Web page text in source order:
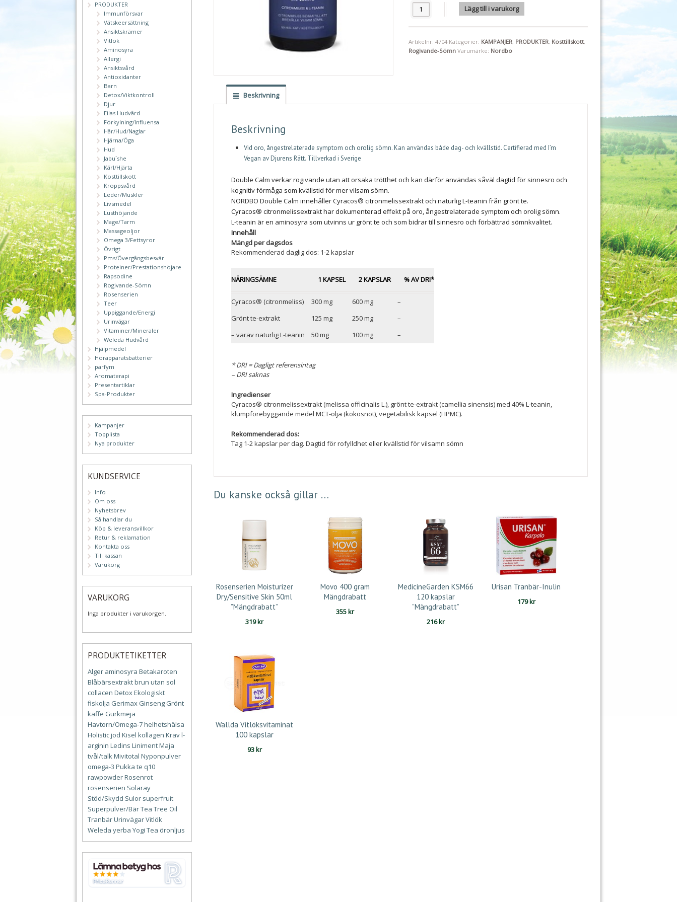
Nordbo Double Calm 50 kapslar "Mängdrabatt" mängd
Lägg till i varukorg
Artikelnr: 4704 Kategorier: KAMPANJER, PRODUKTER, Kosttillskott,
Rogivande-Sömn Varumärke: Nordbo
Beskrivning
Beskrivning
Vid oro, ångestrelaterade symptom och orolig sömn. Kan användas både dag- och kvällstid. Certifierad med I’m
Vegan av Djurens Rätt. Tillverkad i Sverige
Double Calm verkar rogivande utan att orsaka trötthet och kan därför användas såväl dagtid för sinnesro och
kognitiv förmåga som kvällstid för mer vilsam sömn.
NORDBO Double Calm innehåller Cyracos® citronmelissextrakt och naturlig L-teanin från grönt te.
Cyracos® citronmelissextrakt har dokumenterad effekt på oro, ångestrelaterade symptom och orolig sömn.
L-teanin är en aminosyra som utvinns ur grönt te och som bidrar till sinnesro och förbättrad sömnkvalitet.
Innehåll
Mängd per dagsdos
Rekommenderad daglig dos: 1-2 kapslar
NÄRINGSÄMNE 1 KAPSEL 2 KAPSLAR % AV DRI*
Cyracos® (citronmeliss) 300 mg 600 mg
–
Grönt te-extrakt
125 mg 250 mg
–
– varav naturlig L-teanin
50 mg 100 mg –
* DRI = Dagligt referensintag
– DRI saknas
Ingredienser
Cyracos® citronmelissextrakt (melissa officinalis L.), grönt te-extrakt (camellia sinensis) med 40% L-teanin,
klumpförebyggande medel MCT-olja (kokosnöt), vegetabilisk kapsel (HPMC).
Rekommenderad dos:
Tag 1-2 kapslar per dag. Dagtid för rofylldhet eller kvällstid för vilsamn sömn
Du kanske också gillar …
Rosenserien Moisturizer
Dry/Sensitive Skin 50ml
”Mängdrabatt”
319kr
Movo 400 gram
Mängdrabatt
355kr
MedicineGarden KSM66
120 kapslar
”Mängdrabatt”
216kr
Urisan Tranbär-Inulin
179kr
Wallda Vitlöksvitaminat
100 kapslar
93kr
PRODUKTER
Immunförsvar
Vätskeersättning
Ansiktskrämer
Vitlök
Aminosyra
Allergi
Ansiktsvård
Antioxidanter
Barn
Detox/Viktkontroll
Djur
Eilas Hudvård
Förkylning/Influensa
Hår/Hud/Naglar
Hjärna/Öga
Hud
Jabu´she
Kärl/Hjärta
Kosttillskott
Kroppsvård
Leder/Muskler
Livsmedel
Lusthöjande
Mage/Tarm
Massageoljor
Omega 3/Fettsyror
Övrigt
Pms/Övergångsbesvär
Proteiner/Prestationshöjare
Rapsodine
Rogivande-Sömn
Rosenserien
Teer
Uppiggande/Energi
Urinvägar
Vitaminer/Mineraler
Weleda Hudvård
Hjälpmedel
Hörapparatsbatterier
parfym
Aromaterapi
Presentartiklar
Spa-Produkter
Kampanjer
Topplista
Nya produkter
KUNDSERVICE
Info
Om oss
Nyhetsbrev
Så handlar du
Köp & leveransvillkor
Retur & reklamation
Kontakta oss
Till kassan
Varukorg
VARUKORG
Inga produkter i varukorgen.
PRODUKTETIKETTER
Alger aminosyra Betakaroten
Blåbärsextraktbrun utan sol
collacen DetoxEkologiskt
fiskolja Gerimax Ginseng Grönt
kaffe Gurkmeja
Havtorn/Omega-7helhetshälsa
Holisticjod Kisel kollagen Kravl-
arginin Ledins LinimentMaja
tvål/talkMivitotal Nyponpulver
omega-3 Pukka te q10
rawpowderRosenrot
rosenserien Solaray
Stöd/Skydd Sulor superfruit
Superpulver/BärTea Tree Oil
TranbärUrinvägarVitlök
Weleda yerba Yogi Tea öronljus